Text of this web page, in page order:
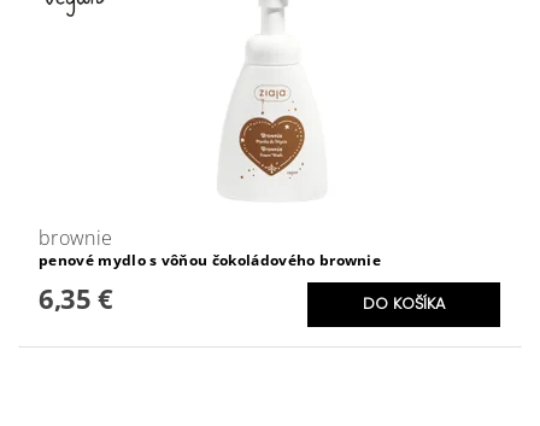
brownie
penové mydlo s vôňou čokoládového brownie
6,35 €